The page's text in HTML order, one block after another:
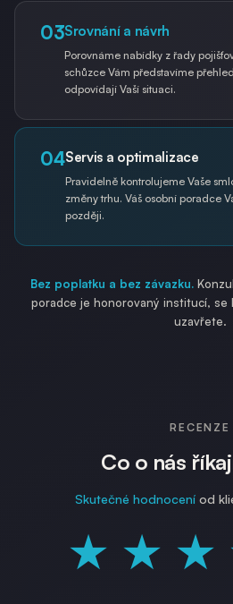
03Srovnání a návrh
Porovnáme nabídky z řady
schůzce Vám představíme
odpovídají Vaší situaci.
04Servis a optimalizace
Pravidelně kontrolujeme Vaše
změny trhu. Váš osobní poradce
později.
Bez poplatku a bez závazku.
poradce je honorovaný institucí, se
uzavřete.
RECENZE
Co o nás
Skutečné hodnocení od